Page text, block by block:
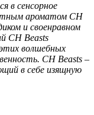
в сенсорное
ароматом CH
и своенравном
CH Beasts
волшебных
CH Beasts –
в себе изящную